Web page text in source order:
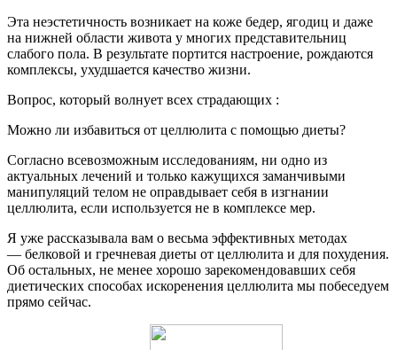
Эта неэстетичность возникает на коже бедер, ягодиц и даже
на нижней области живота у многих представительниц
слабого пола. В результате портится настроение, рождаются
комплексы, ухудшается качество жизни.
Вопрос, который волнует всех страдающих :
Можно ли избавиться от целлюлита с помощью диеты?
Согласно всевозможным исследованиям, ни одно из
актуальных лечений и только кажущихся заманчивыми
манипуляций телом не оправдывает себя в изгнании
целлюлита, если используется не в комплексе мер.
Я уже рассказывала вам о весьма эффективных методах
— белковой и гречневая диеты от целлюлита и для похудения.
Об остальных, не менее хорошо зарекомендовавших себя
диетических способах искоренения целлюлита мы побеседуем
прямо сейчас.